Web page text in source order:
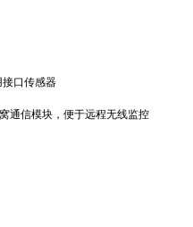
口传感器
信模块，便于远程无线监控